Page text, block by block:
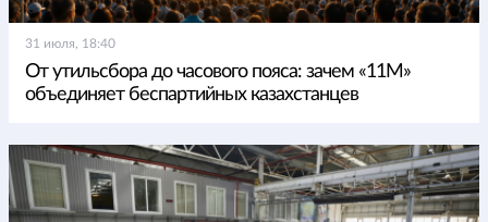
31 июля, 18:40
От утильсбора до часового пояса: зачем «11М»
объединяет беспартийных казахстанцев